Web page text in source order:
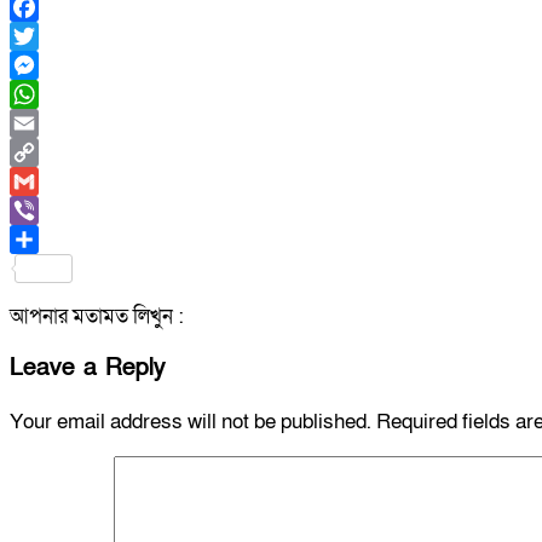
Facebook
Twitter
Messenger
WhatsApp
Email
Copy
Link
Gmail
Viber
আপনার মতামত লিখুন :
Leave a Reply
Your email address will not be published. Required fields